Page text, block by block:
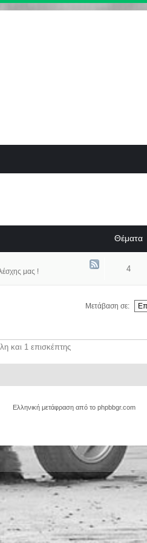
Θέματα
μας ! 4
Μετάβαση σε:
και 1 επισκέπτης
Ελληνική μετάφραση από το phpbbgr.com